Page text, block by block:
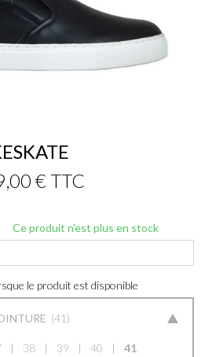
€ TTC
Ce produit n'est plus en stock
le produit est disponible
41
38 39 40 41